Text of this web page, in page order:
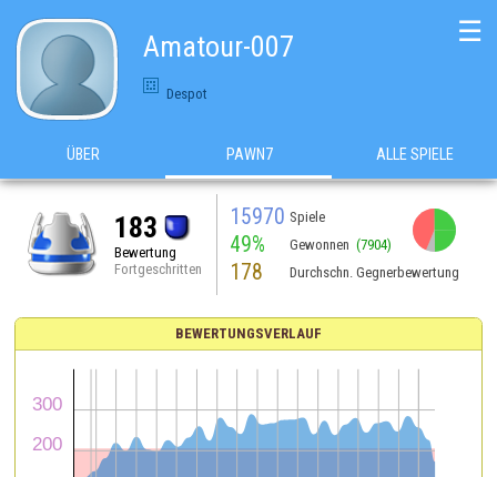
Amatour-007
Despot
☰
ÜBER PAWN7 ALLE SPIELE
183
Bewertung
Fortgeschritten
15970 Spiele
49% Gewonnen (7904)
178 Durchschn. Gegnerbewertung
BEWERTUNGSVERLAUF